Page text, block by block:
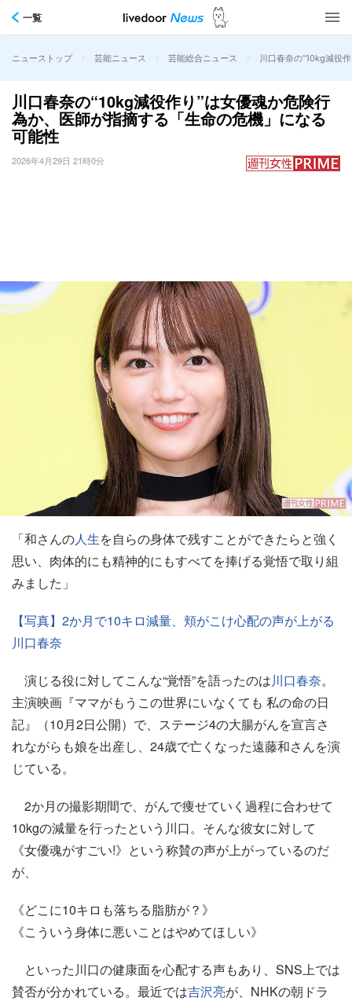
一覧
ニューストップ > 芸能ニュース > 芸能総合ニュース > 川口春奈の“10kg減役
川口春奈の“10kg減役作り”は女優魂か危険行
為か、医師が指摘する「生命の危機」になる
可能性
2026年4月29日 21時0分
「和さんの人生を自らの身体で残すことができたらと強く
思い、肉体的にも精神的にもすべてを捧げる覚悟で取り組
みました」
【写真】2か月で10キロ減量、頬がこけ心配の声が上がる
川口春奈
演じる役に対してこんな“覚悟”を語ったのは川口春奈。
主演映画『ママがもうこの世界にいなくても 私の命の日
記』（10月2日公開）で、ステージ4の大腸がんを宣言さ
れながらも娘を出産し、24歳で亡くなった遠藤和さんを演
じている。
2か月の撮影期間で、がんで痩せていく過程に合わせて
10kgの減量を行ったという川口。そんな彼女に対して
《女優魂がすごい!》という称賛の声が上がっているのだ
が、
《どこに10キロも落ちる脂肪が？》
《こういう身体に悪いことはやめてほしい》
といった川口の健康面を心配する声もあり、SNS上では
賛否が分かれている。最近では吉沢亮が、NHKの朝ドラ